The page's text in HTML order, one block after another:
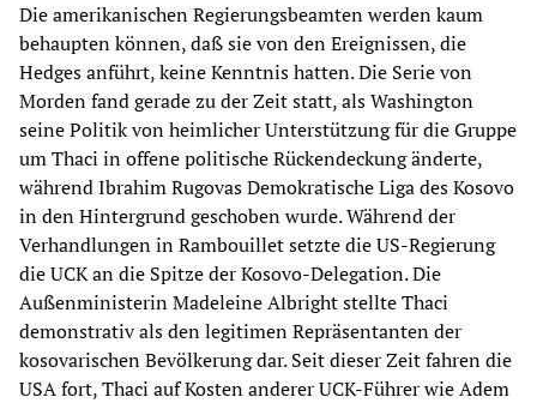
Die amerikanischen Regierungsbeamten werden kaum
behaupten können, daß sie von den Ereignissen, die
Hedges anführt, keine Kenntnis hatten. Die Serie von
Morden fand gerade zu der Zeit statt, als Washington
seine Politik von heimlicher Unterstützung für die Gruppe
um Thaci in offene politische Rückendeckung änderte,
während Ibrahim Rugovas Demokratische Liga des Kosovo
in den Hintergrund geschoben wurde. Während der
Verhandlungen in Rambouillet setzte die US-Regierung
die UCK an die Spitze der Kosovo-Delegation. Die
Außenministerin Madeleine Albright stellte Thaci
demonstrativ als den legitimen Repräsentanten der
kosovarischen Bevölkerung dar. Seit dieser Zeit fahren die
USA fort, Thaci auf Kosten anderer UCK-Führer wie Adem